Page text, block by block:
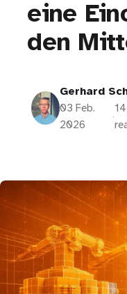
eine
den
Gerhard
03 Feb.
2026
·